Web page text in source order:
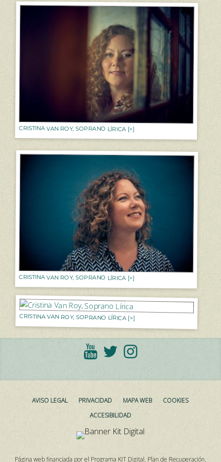
CRISTINA VAN ROY, SOPRANO LÍRICA [>]
CRISTINA VAN ROY, SOPRANO LÍRICA [>]
CRISTINA VAN ROY, SOPRANO LÍRICA [>]
AVISO LEGAL PRIVACIDAD MAPA WEB
COOKIES
ACCESIBILIDAD
Página web financiada por el Programa KIT Digital. Plan de Recuperación,